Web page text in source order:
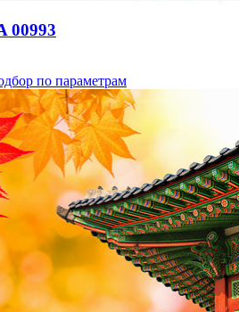
00993
по параметрам